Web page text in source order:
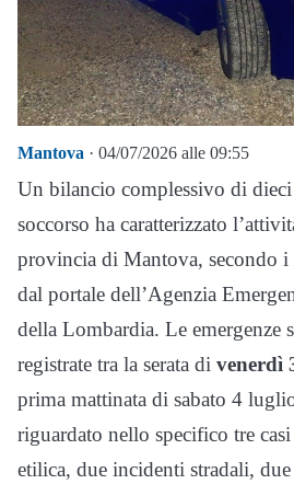
Mantova · 04/07/2026 alle 09:55
Un bilancio complessivo di
soccorso ha caratterizzato
provincia di Mantova, secondo
dal portale dell’Agenzia
della Lombardia. Le emergenze
registrate tra la serata di venerdì
prima mattinata di sabato 4
riguardato nello specifico tre
etilica, due incidenti stradali,